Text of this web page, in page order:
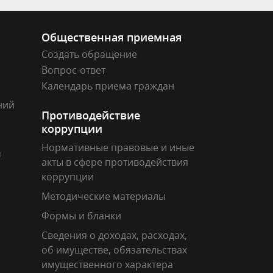
Общественная приемная
Создать обращение
Вопрос-ответ
Календарь приема граждан
Противодействие
коррупции
Нормативные правовые и иные
акты в сфере противодействия
коррупции
Методические материалы
Формы и бланки
Сведения о доходах, расходах,
об имуществе, обязательствах
имущественного характера